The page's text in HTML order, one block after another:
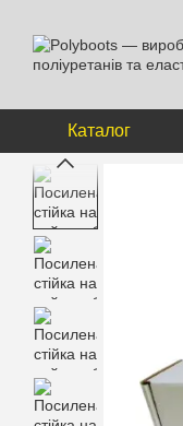
Каталог